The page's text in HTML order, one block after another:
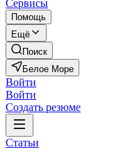
Сервисы
Помощь
Ещё
Поиск
Белое Море
Войти
Войти
Создать резюме
Статьи